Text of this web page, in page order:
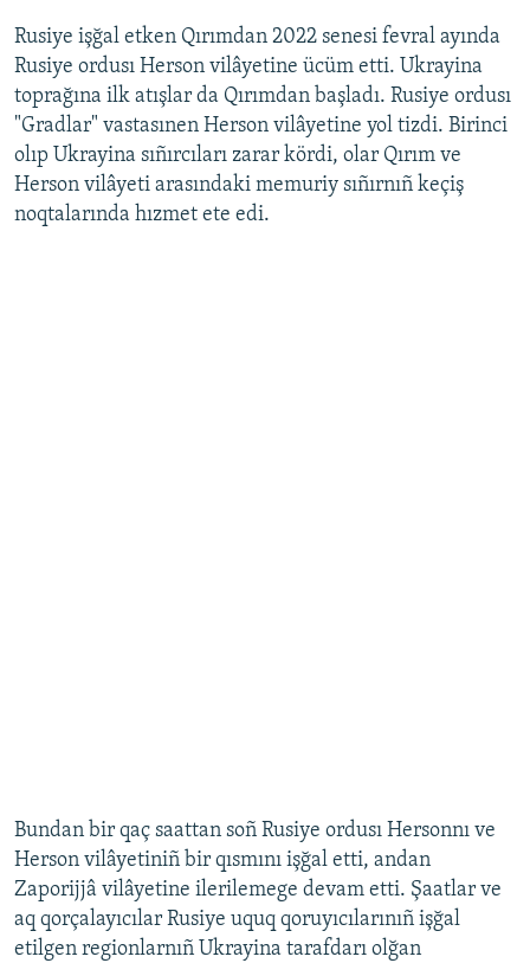
Rusiye işğal etken Qırımdan 2022 senesi fevral ayında
Rusiye ordusı Herson vilâyetine ücüm etti. Ukrayina
toprağına ilk atışlar da Qırımdan başladı. Rusiye ordusı
"Gradlar" vastasınen Herson vilâyetine yol tizdi. Birinci
olıp Ukrayina sıñırcıları zarar kördi, olar Qırım ve
Herson vilâyeti arasındaki memuriy sıñırnıñ keçiş
noqtalarında hızmet ete edi.
Bundan bir qaç saattan soñ Rusiye ordusı Hersonnı ve
Herson vilâyetiniñ bir qısmını işğal etti, andan
Zaporijjâ vilâyetine ilerilemege devam etti. Şaatlar ve
aq qorçalayıcılar Rusiye uquq qoruyıcılarınıñ işğal
etilgen regionlarnıñ Ukrayina tarafdarı olğan